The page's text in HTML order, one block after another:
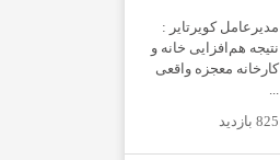
مدیرعامل کویرتایر :
نتیجه هم‌افزایی خانه و
کارخانه معجزه واقعی
...
825 بازدید